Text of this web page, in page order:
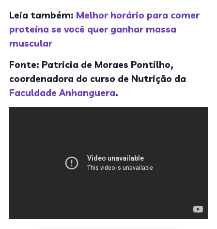
Leia também: Melhor horário para comer
proteína se você quer ganhar massa
muscular
Fonte: Patricia de Moraes Pontilho,
coordenadora do curso de Nutrição da
Faculdade Anhanguera.